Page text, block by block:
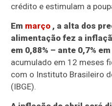
crédito e estimulam a
Em março , a alta dos
alimentação fez a
em 0,88% – ante 0,7%
acumulado em 12 meses
com o Instituto Brasileiro
(IBGE).